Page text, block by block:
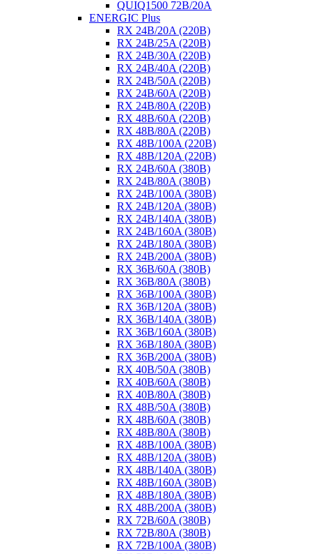
QUIQ1500 72B/20A
ENERGIC Plus
RX 24B/20A (220B)
RX 24B/25A (220B)
RX 24B/30A (220B)
RX 24B/40A (220B)
RX 24B/50A (220B)
RX 24B/60A (220B)
RX 24B/80A (220B)
RX 48B/60A (220B)
RX 48B/80A (220B)
RX 48B/100A (220B)
RX 48B/120A (220B)
RX 24B/60A (380B)
RX 24B/80A (380B)
RX 24B/100A (380B)
RX 24B/120A (380B)
RX 24B/140A (380B)
RX 24B/160A (380B)
RX 24B/180A (380B)
RX 24B/200A (380B)
RX 36B/60A (380B)
RX 36B/80A (380B)
RX 36B/100A (380B)
RX 36B/120A (380B)
RX 36B/140A (380B)
RX 36B/160A (380B)
RX 36B/180A (380B)
RX 36B/200A (380B)
RX 40B/50A (380B)
RX 40B/60A (380B)
RX 40B/80A (380B)
RX 48B/50A (380B)
RX 48B/60A (380B)
RX 48B/80A (380B)
RX 48B/100A (380B)
RX 48B/120A (380B)
RX 48B/140A (380B)
RX 48B/160A (380B)
RX 48B/180A (380B)
RX 48B/200A (380B)
RX 72B/60A (380B)
RX 72B/80A (380B)
RX 72B/100A (380B)